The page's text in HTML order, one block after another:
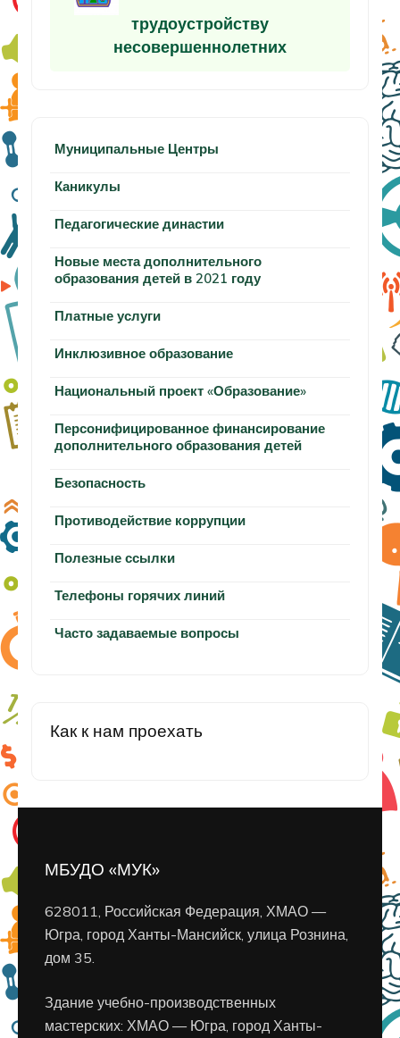
трудоустройству
несовершеннолетних
Муниципальные Центры
Каникулы
Педагогические династии
Новые места дополнительного
образования детей в 2021 году
Платные услуги
Инклюзивное образование
Национальный проект «Образование»
Персонифицированное финансирование
дополнительного образования детей
Безопасность
Противодействие коррупции
Полезные ссылки
Телефоны горячих линий
Часто задаваемые вопросы
Как к нам проехать
МБУДО «МУК»
628011, Российская Федерация, ХМАО —
Югра, город Ханты-Мансийск, улица Рознина,
дом 35.
Здание учебно-производственных
мастерских: ХМАО — Югра, город Ханты-